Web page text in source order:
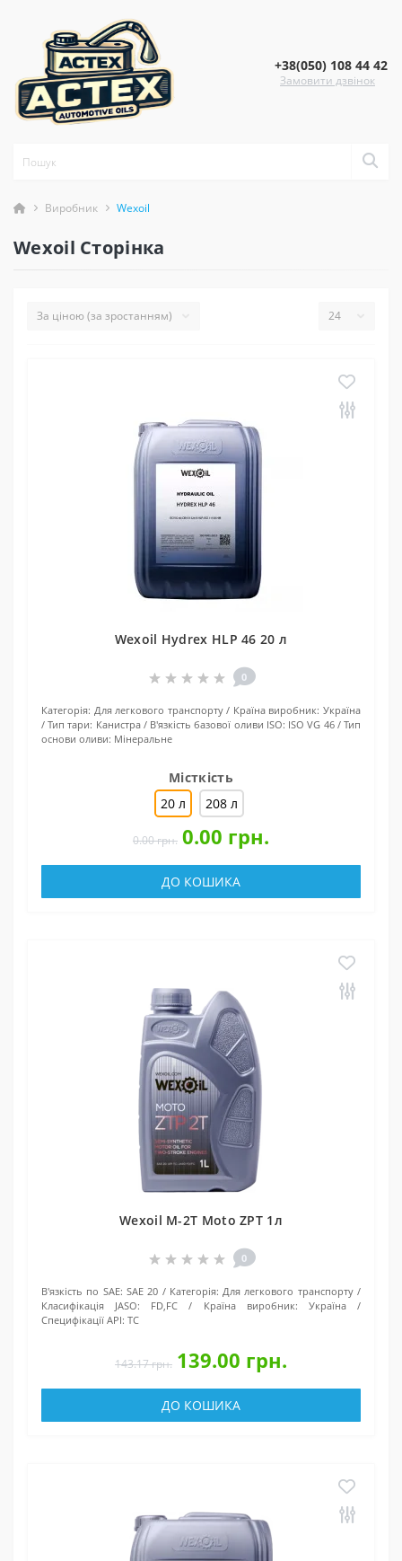
+38(050) 108 44 42
Замовити дзвінок
Виробник Wexoil
Wexoil Сторінка
Wexoil Hydrех HLP 46 20 л
0
Категорія: Для легкового транспорту Країна виробник: Україна
Тип тари: Канистра В'язкість базової оливи ISO: ISO VG 46
Тип
основи оливи: Мінеральне
Місткість
20 л
208 л
0.00 грн. 0.00 грн.
ДО КОШИКА
Wexoil М-2T Moto ZPT 1л
0
В'язкість по SAE: SAE 20 Категорія: Для легкового транспорту
Класифікація JASO:
FD,FC Країна виробник:
Україна
Специфікації API: TC
143.17 грн. 139.00 грн.
ДО КОШИКА